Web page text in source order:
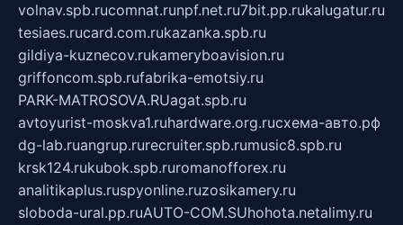
volnav.spb.rucomnat.runpf.net.ru7bit.pp.rukalugatur.ru
tesiaes.rucard.com.rukazanka.spb.ru
gildiya-kuznecov.rukameryboavision.ru
griffoncom.spb.rufabrika-emotsiy.ru
PARK-MATROSOVA.RUagat.spb.ru
avtoyurist-moskva1.ruhardware.org.ruсхема-авто.рф
dg-lab.ruangrup.rurecruiter.spb.rumusic8.spb.ru
krsk124.rukubok.spb.ruromanofforex.ru
analitikaplus.ruspyonline.ruzosikamery.ru
sloboda-ural.pp.ruAUTO-COM.SUhohota.netalimy.ru